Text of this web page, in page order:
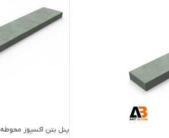
پنل بتن اکسپوز محوطه 20*125